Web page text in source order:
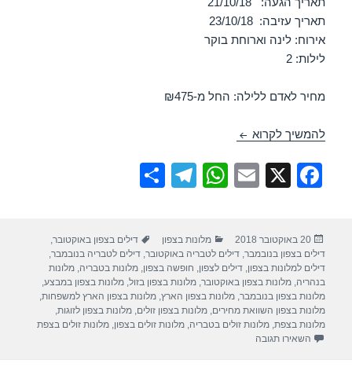
תאריך עזיבה: 23/10/18
אירוח: לינה וארוחת בוקר
לילות: 2
מחיר לאדם ללילה: החל מ-₪475
להמשיך לקרוא חופשה במלון לאונרדו פלאזה טבריה – 21/10/2018
F
e
b
o
o
k
X
E
W
s
A
p
p
T
gr
a
m
e
פורסם
בתאריך
20 באוקטובר 2018 קטגוריות
מלונות בצפון תגיות
דילים בצפון באוקטובר
דילים בצפון בנובמבר ,דילים לטבריה באוקטובר ,דילים לטבריה בנובמבר
דילים למלונות בצפון ,דילים לצפון חופשה בצפון ,מלונות בטבריה ,מלונות
בנהריה ,מלונות בצפון באוקטובר ,מלונות בצפון בזול ,מלונות בצפון במבצע
מלונות בצפון בנובמבר ,מלונות בצפון הארץ ,מלונות בצפון הארץ למשפחות
מלונות בצפון השוואת מחירים ,מלונות בצפון זולים ,מלונות בצפון לזוגות
מלונות בצפת ,מלונות זולים בטבריה ,מלונות זולים בצפון ,מלונות זולים בצפת
השאירו תגובה